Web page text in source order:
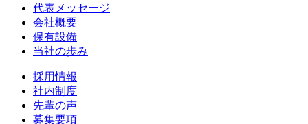
代表メッセージ
会社概要
保有設備
当社の歩み
採用情報
社内制度
先輩の声
募集要項